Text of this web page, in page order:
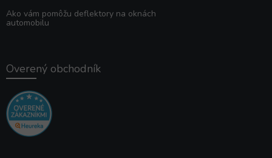
Ako vám pomôžu deflektory na oknách
automobilu
Overený obchodník